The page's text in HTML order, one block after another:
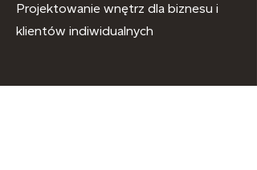
Projektowanie wnętrz dla biznesu i
klientów indiwidualnych